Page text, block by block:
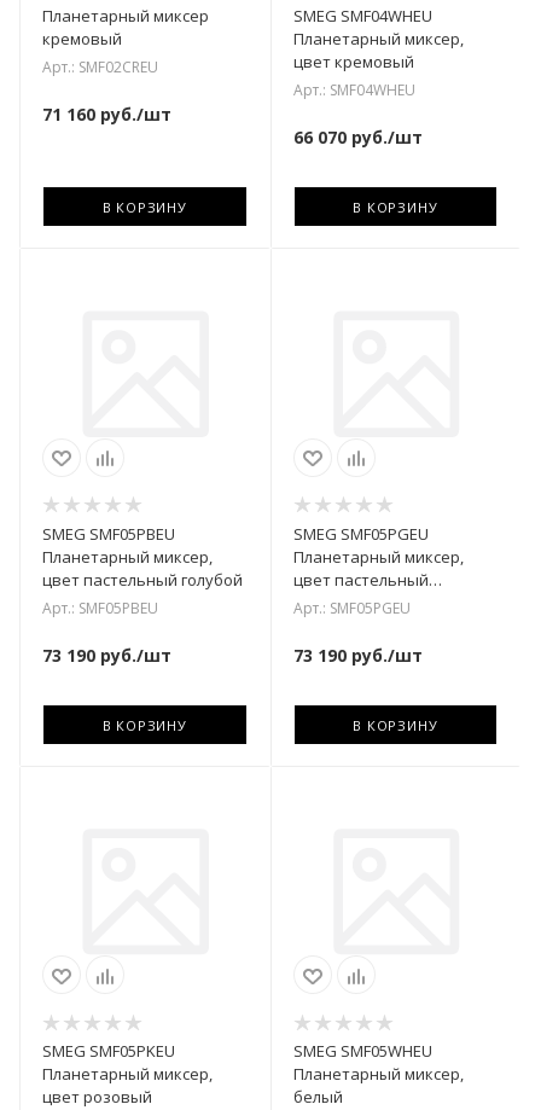
Планетарный миксер
кремовый
Арт.: SMF02CREU
71 160 руб./шт
В КОРЗИНУ
SMEG SMF04WHEU
Планетарный миксер,
цвет кремовый
Арт.: SMF04WHEU
66 070руб./шт
В КОРЗИНУ
SMEG SMF05PBEU
Планетарный миксер,
цвет пастельный голубой
Арт.: SMF05PBEU
73 190 руб./шт
В КОРЗИНУ
SMEG SMF05PGEU
Планетарный миксер,
цвет пастельный
зелёный
Арт.: SMF05PGEU
73 190руб./шт
В КОРЗИНУ
SMEG SMF05PKEU
Планетарный миксер,
цвет розовый
SMEG SMF05WHEU
Планетарный миксер,
белый